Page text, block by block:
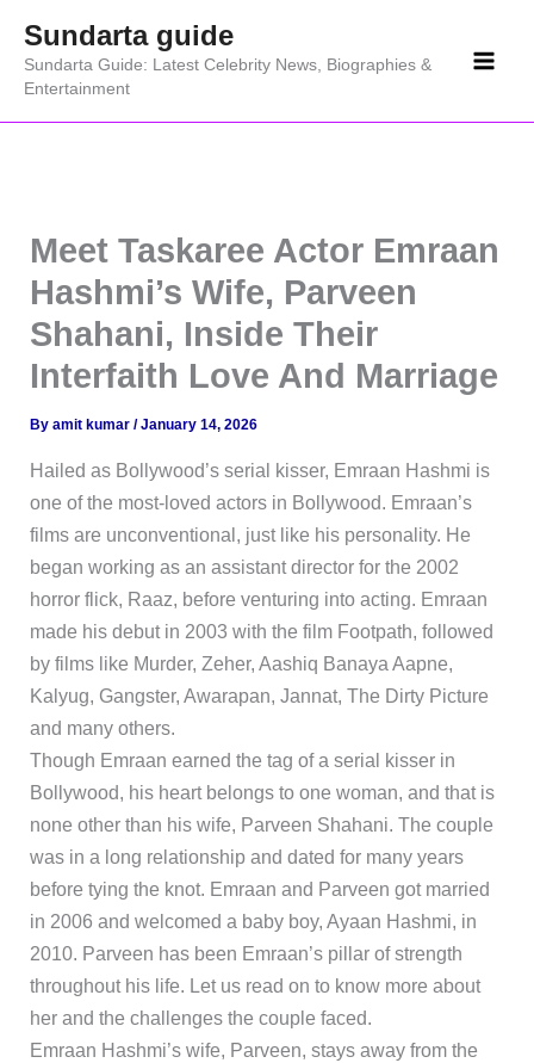
content
Sundarta guide
Sundarta Guide: Latest Celebrity News, Biographies &
Entertainment
Meet Taskaree Actor Emraan
Hashmi’s Wife, Parveen
Shahani, Inside Their
Interfaith Love And Marriage
Byamit kumar/January 14, 2026
Hailed as Bollywood’s serial kisser, Emraan Hashmi is
one of the most-loved actors in Bollywood. Emraan’s
films are unconventional, just like his personality. He
began working as an assistant director for the 2002
horror flick, Raaz, before venturing into acting. Emraan
made his debut in 2003 with the film Footpath, followed
by films like Murder, Zeher, Aashiq Banaya Aapne,
Kalyug, Gangster, Awarapan, Jannat, The Dirty Picture
and many others.
Though Emraan earned the tag of a serial kisser in
Bollywood, his heart belongs to one woman, and that is
none other than his wife, Parveen Shahani. The couple
was in a long relationship and dated for many years
before tying the knot. Emraan and Parveen got married
in 2006 and welcomed a baby boy, Ayaan Hashmi, in
2010. Parveen has been Emraan’s pillar of strength
throughout his life. Let us read on to know more about
her and the challenges the couple faced.
Emraan Hashmi’s wife, Parveen, stays away from the